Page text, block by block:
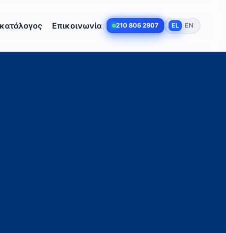
Επικοινωνία 210 806 2907 EL EN